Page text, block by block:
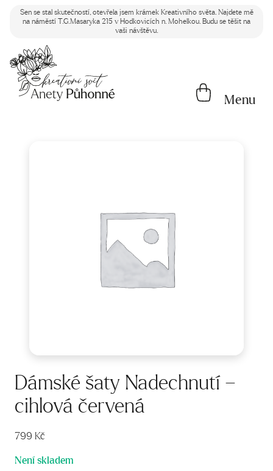
Sen se stal skutečností, otevřela jsem krámek Kreativního světa. Najdete mě
na náměstí T.G.Masaryka 215 v Hodkovicích n. Mohelkou. Budu se těšit na
vaši návštěvu.
Menu
Dámské šaty Nadechnutí –
cihlová červená
799 Kč
Není skladem